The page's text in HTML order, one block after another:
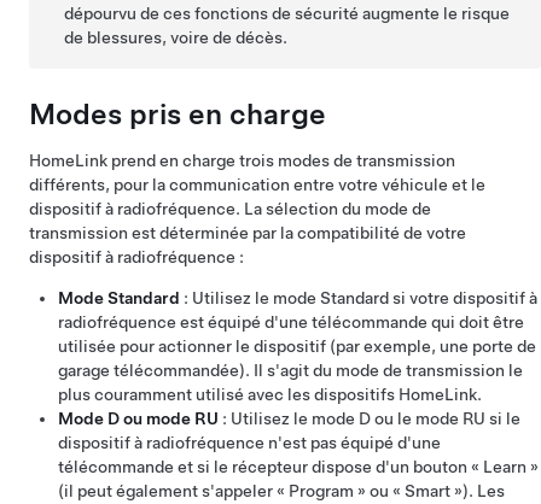
dépourvu de ces fonctions de sécurité augmente le risque
de blessures, voire de décès.
Modes pris en charge
HomeLink prend en charge trois modes de transmission
différents, pour la communication entre votre véhicule et le
dispositif à radiofréquence. La sélection du mode de
transmission est déterminée par la compatibilité de votre
dispositif à radiofréquence :
Mode Standard : Utilisez le mode Standard si votre dispositif à
radiofréquence est équipé d'une télécommande qui doit être
utilisée pour actionner le dispositif (par exemple, une porte de
garage télécommandée). Il s'agit du mode de transmission le
plus couramment utilisé avec les dispositifs HomeLink.
Mode D ou mode RU : Utilisez le mode D ou le mode RU si le
dispositif à radiofréquence n'est pas équipé d'une
télécommande et si le récepteur dispose d'un bouton « Learn »
(il peut également s'appeler « Program » ou « Smart »). Les